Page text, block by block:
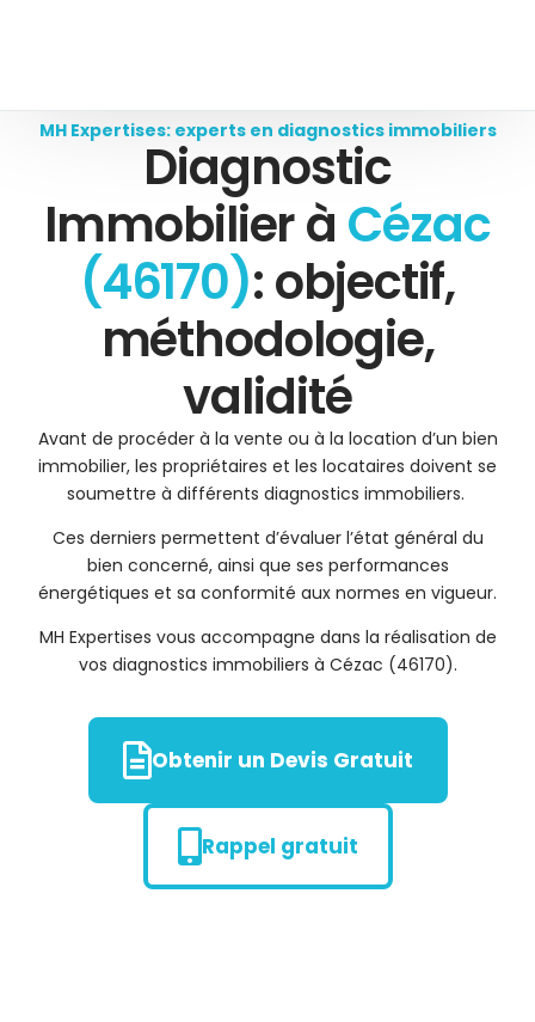
MH Expertises: experts en diagnostics immobiliers
Diagnostic
Immobilier à Cézac
(46170): objectif,
méthodologie,
validité
Avant de procéder à la vente ou à la location d’un bien
immobilier, les propriétaires et les locataires doivent se
soumettre à différents diagnostics immobiliers.
Ces derniers permettent d’évaluer l’état général du
bien concerné, ainsi que ses performances
énergétiques et sa conformité aux normes en vigueur.
MH Expertises vous accompagne dans la réalisation de
vos diagnostics immobiliers à Cézac (46170).
Obtenir un Devis Gratuit
Rappel gratuit